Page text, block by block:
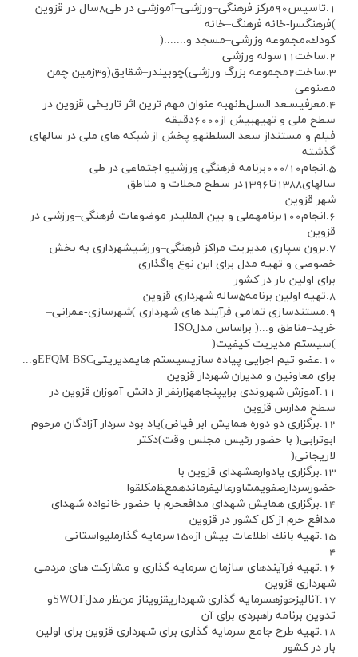
1.تاسيس90مركز فرهنگي–ورزشي–آموزشي در طي8سال در قزوين
)فرهنگسرا-خانه فرهنگ–خانه
كودك،مجموعه وزرشي–مسجد و.......(
2.ساخت11سوله ورزشي
3.ساخت2مجموعه بزرگ ورزشي)چوبيندر–شقايق(و3زمين چمن
مصنوعي
4.معرفيسـعد السـلﻄنهبه عنوان مهم ترين اثر تاريخي قزوين در
سطح ملي و تهيهبيش از6000دقيقه
فيلم و مستنداز سعد السلطنهو پخش از شبكه هاي ملي در سالهاي
گذشته
5.انجام000/10برنامه فرهنگي ورزشيو اجتماعي در طي
سالهاي1388تا1396در سطح محلات و مناطق
شهر قزوين
6.انجام100برنامهملي و بين الملليدر موضوعات فرهنگي–ورزشي در
قزوين
7.برون سپاري مديريت مراكز فرهنگي–ورزشيشهرداري به بخش
خصوصي و تهيه مدل براي اين نوع واگذاري
براي اولين بار در كشور
8.تهيه اولين برنامه5ساله شهرداري قزوين
9.مستندسازي تمامي فرآيند هاي شهرداري )شهرسازي-عمراني–
خريد–مناطق و...( براساس مدلISO
)سيستم مديريت كيفيت(
10.عضو تيم اجرايي پياده سازيسيستم هايمديريتيEFQM-BSCو...
براي معاونين و مديران شهردار قزوين
11.آموزش شهروندي برايپنجاههزارنفر از دانش آموزان قزوين در
سطح مدارس قزوين
12.برگزاري دو دوره همايش ابر فياض)ياد بود سردار آزادگان مرحوم
ابوترابي( با حضور رئيس مجلس وقت)دكتر
لاريجاني(
13.برگزاري يادوارهشهداي قزوين با
حضورسردارصفويمشاورعاليفرماندهمعﻈمكلقوا
14.برگزاري همايش شهداي مدافعحرم با حضور خانواده شهداي
مدافع حرم از كل كشور در قزوين
15.تهيه بانك اطلاعات بيش از150سرمايه گذارمليواستاني
4
16.تهيه فرآيندهاي سازمان سرمايه گذاري و مشاركت هاي مردمي
شهرداري قزوين
17.آناليزحوزهسرمايه گذاري شهرداريقزويناز منﻈر مدلSWOTو
تدوين برنامه راهبردي براي آن
18.تهيه طرح جامع سرمايه گذاري براي شهرداري قزوين براي اولين
بار در كشور